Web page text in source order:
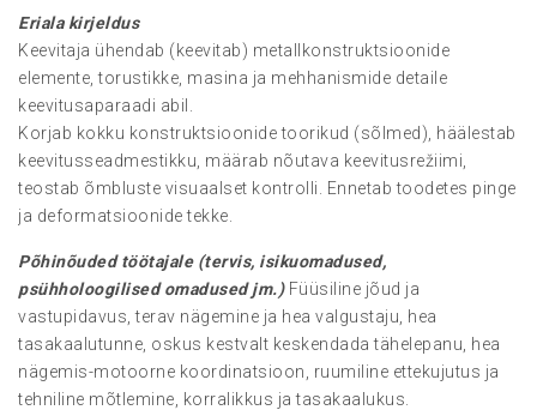
Eriala kirjeldus
Keevitaja ühendab (keevitab) metallkonstruktsioonide
elemente, torustikke, masina ja mehhanismide detaile
keevitusaparaadi abil.
Korjab kokku konstruktsioonide toorikud (sõlmed), häälestab
keevitusseadmestikku, määrab nõutava keevitusrežiimi,
teostab õmbluste visuaalset kontrolli. Ennetab toodetes pinge
ja deformatsioonide tekke.
Põhinõuded töötajale (tervis, isikuomadused,
psühholoogilised omadused jm.) Füüsiline jõud ja
vastupidavus, terav nägemine ja hea valgustaju, hea
tasakaalutunne, oskus kestvalt keskendada tähelepanu, hea
nägemis-motoorne koordinatsioon, ruumiline ettekujutus ja
tehniline mõtlemine, korralikkus ja tasakaalukus.